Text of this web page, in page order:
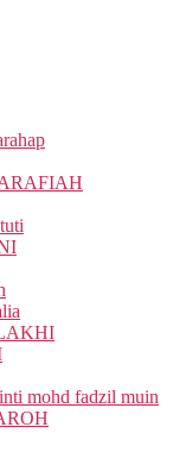
mohd fadzil muin